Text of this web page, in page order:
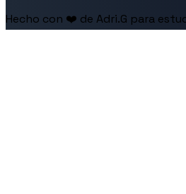
Hecho con ❤️ de Adri.G para